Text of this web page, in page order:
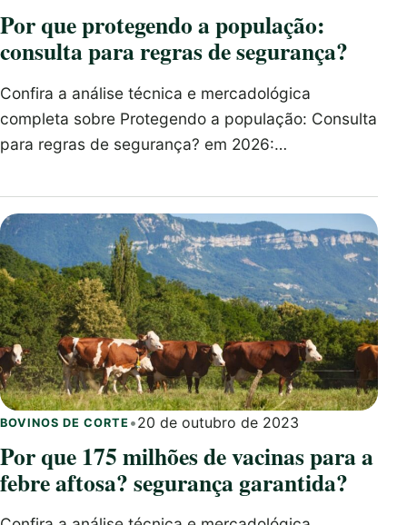
Por que protegendo a população:
consulta para regras de segurança?
Confira a análise técnica e mercadológica
completa sobre Protegendo a população: Consulta
para regras de segurança? em 2026:…
BOVINOS DE CORTE •20 de outubro de 2023
Por que 175 milhões de vacinas para a
febre aftosa? segurança garantida?